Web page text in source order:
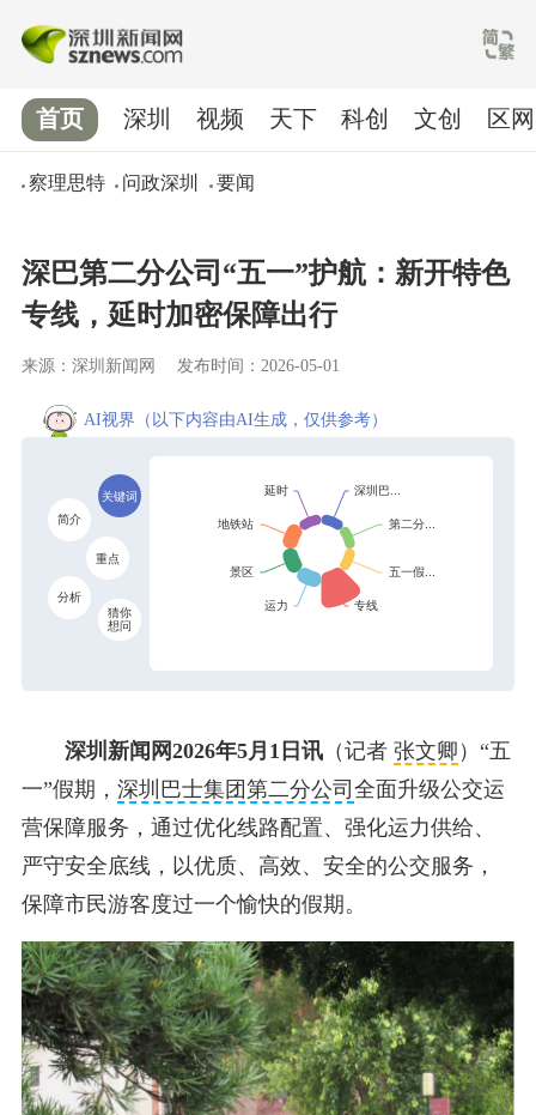
首页
察理思特 问政深圳 要闻
深圳 视频 天下 科创 文创 区网
深巴第二分公司“五一”护航：新开特色
专线，延时加密保障出行
来源：深圳新闻网 发布时间：2026-05-01
AI视界 （以下内容由AI生成，仅供参考）
关键词
简介
重点
分析
猜你
想问
深圳新闻网2026年5月1日讯（记者 张文卿 ）“五
一”假期， 深圳巴士集团第二分公司 全面升级公交运
营保障服务，通过优化线路配置、强化运力供给、
严守安全底线，以优质、高效、安全的公交服务，
保障市民游客度过一个愉快的假期。